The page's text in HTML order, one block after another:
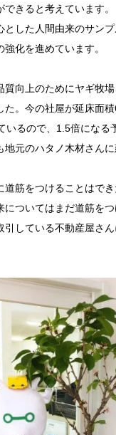
できると考えています
とした人間由来のサン
化を進めています。
質向上のためにヤギ牧
た。今の社屋が延床面
いるので、1.5倍になる
元のハタノ木材さんに
道筋をつけることはで
についてはまだ道筋を
引している不動産屋さ